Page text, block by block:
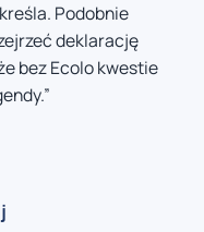
Podobnie
deklarację
bez Ecolo kwestie